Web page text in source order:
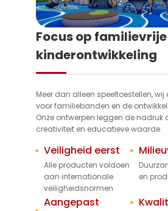
Focus op
kinderontwikkeling
Meer dan alleen speeltoestellen,
voor familiebanden en de
Onze ontwerpen leggen de nadruk
creativiteit en educatieve waarde.
Veiligheid eerst
Alle producten voldoen
aan internationale
veiligheidsnormen
en
Aangepast